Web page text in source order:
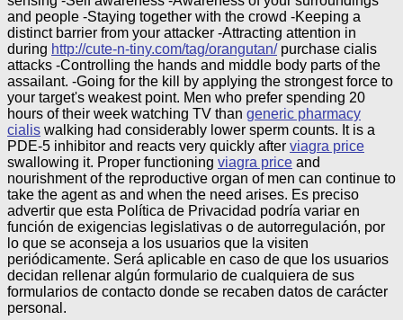
and people -Staying together with the crowd -Keeping a
distinct barrier from your attacker -Attracting attention in
during http://cute-n-tiny.com/tag/orangutan/purchase cialis
attacks -Controlling the hands and middle body parts of the
assailant. -Going for the kill by applying the strongest force to
your target's weakest point. Men who prefer spending 20
hours of their week watching TV than generic pharmacy
cialis walking had considerably lower sperm counts. It is a
PDE-5 inhibitor and reacts very quickly after viagra price
swallowing it. Proper functioning viagra price and
nourishment of the reproductive organ of men can continue to
take the agent as and when the need arises. Es preciso
advertir que esta Política de Privacidad podría variar en
función de exigencias legislativas o de autorregulación, por
lo que se aconseja a los usuarios que la visiten
periódicamente. Será aplicable en caso de que los usuarios
decidan rellenar algún formulario de cualquiera de sus
formularios de contacto donde se recaben datos de carácter
personal.